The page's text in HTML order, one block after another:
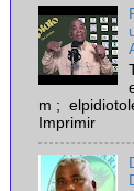
m ;
Imprimir